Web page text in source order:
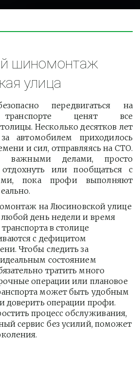
шиномонтаж
улица
передвигаться на
транспорте ценят все
Несколько десятков лет
автомобилем приходилось
и сил, отправляясь на СТО.
важными делами, просто
отдохнуть или пообщаться с
пока профи выполняют
на Люсиновской улице
день недели и время
в столице
с дефицитом
Чтобы следить за
состоянием
тратить много
операции или плановое
может быть удобным
доверить операции профи.
процесс обслуживания,
сервис без усилий, поможет